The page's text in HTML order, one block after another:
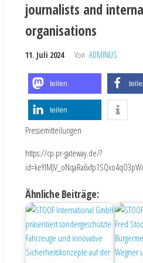
journalists and
organisations
11. Juli 2024 Von ADMINUS
teilen
teilen
Pressemitteilungen
https://cp.pr-gateway.de/?
Ähnliche Beiträge: